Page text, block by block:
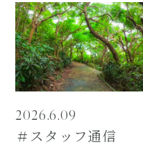
2026.6.09
＃スタッフ通信